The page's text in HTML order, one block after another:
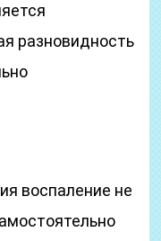
разновидность
воспаление не